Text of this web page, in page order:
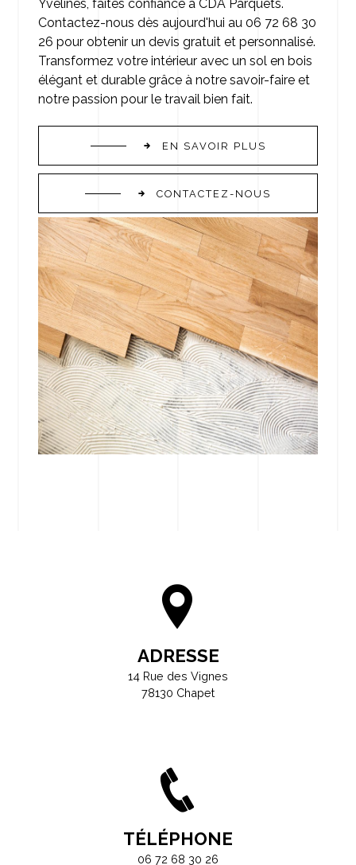
Yvelines, faites confiance à CDA Parquets.
Contactez-nous dès aujourd'hui au 06 72 68 30
26 pour obtenir un devis gratuit et personnalisé.
Transformez votre intérieur avec un sol en bois
élégant et durable grâce à notre savoir-faire et
notre passion pour le travail bien fait.
EN SAVOIR PLUS
CONTACTEZ-NOUS
ADRESSE
14 Rue des Vignes
78130 Chapet
TÉLÉPHONE
06 72 68 30 26